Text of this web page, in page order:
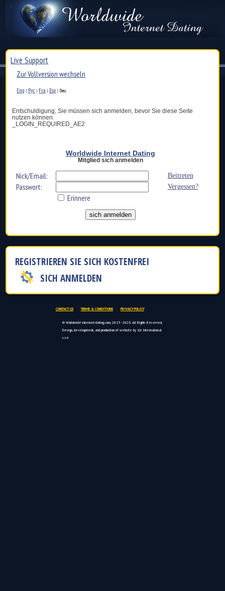
Live Support
Zur Vollversion wechseln
Eng | Рус | Fra | Esp | Deu
Entschuldigung, Sie müssen sich anmelden, bevor Sie diese Seite
nutzen können.
_LOGIN_REQUIRED_AE2
Worldwide Internet Dating
Mitglied sich anmelden
Nick/Email: Beitreten
Passwort: Vergessen?
Erinnere
REGISTRIEREN SIE SICH KOSTENFREI
SICH ANMELDEN
CONTACT US TERMS & CONDITIONS PRIVACY POLICY
© Worldwide-internet-dating.com, 2015 - 2026. All Rights Reserved.
Design, development, and production of website by 1st International
s.r.o